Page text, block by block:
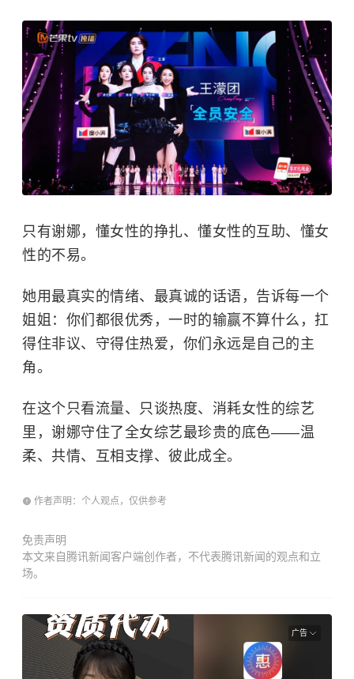
只有谢娜，懂女性的挣扎、懂女性的互助、懂女
性的不易。
她用最真实的情绪、最真诚的话语，告诉每一个
姐姐：你们都很优秀，一时的输赢不算什么，扛
得住非议、守得住热爱，你们永远是自己的主
角。
在这个只看流量、只谈热度、消耗女性的综艺
里，谢娜守住了全女综艺最珍贵的底色——温
柔、共情、互相支撑、彼此成全。
作者声明：个人观点，仅供参考
免责声明
本文来自腾讯新闻客户端创作者，不代表腾讯新闻的观点和立
场。
广告